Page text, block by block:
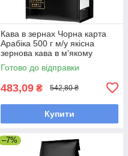
Кава в зернах Чорна карта
Арабіка 500 г м/у якісна
зернова кава в м'якому
пакованні
Готово до відправки
483,09 ₴ 542,80 ₴
Купити
–7%